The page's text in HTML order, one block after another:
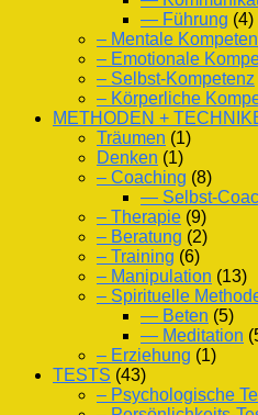
— Führung (4)
– Mentale
– Emotionale
– Selbst-Kompetenz
– Körperliche
METHODEN +
Träumen (1)
Denken (1)
– Coaching (8)
— Selbst-
– Therapie (9)
– Beratung (2)
– Training (6)
– Manipulation (13)
– Spirituelle
— Beten (5)
— Meditation
– Erziehung (1)
TESTS (43)
– Psychologische